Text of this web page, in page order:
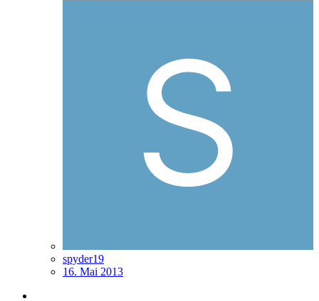
spyder19
16. Mai 2013